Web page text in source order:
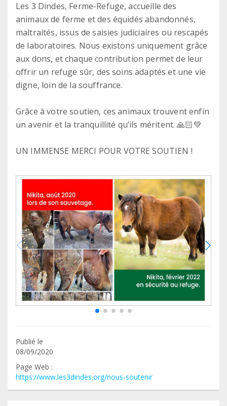
Les 3 Dindes, Ferme-Refuge, accueille des
animaux de ferme et des équidés abandonnés,
maltraités, issus de saisies judiciaires ou rescapés
de laboratoires. Nous existons uniquement grâce
aux dons, et chaque contribution permet de leur
offrir un refuge sûr, des soins adaptés et une vie
digne, loin de la souffrance.
Grâce à votre soutien, ces animaux trouvent enfin
un avenir et la tranquillité qu’ils méritent. 🙏🏻💚
UN IMMENSE MERCI POUR VOTRE SOUTIEN !
Publié le
08/09/2020
Page Web :
https://www.les3dindes.org/nous-soutenir